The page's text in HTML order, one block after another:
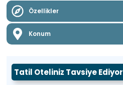
Özellikler
Konum
Tatil Oteliniz Tavsiye Ediyor